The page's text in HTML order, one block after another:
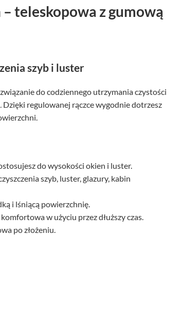
teleskopowa z gumową
szyb i luster
do codziennego utrzymania czystości
regulowanej rączce wygodnie dotrzesz
do wysokości okien i luster.
szyb, luster, glazury, kabin
i lśniącą powierzchnię.
w użyciu przez dłuższy czas.
po złożeniu.